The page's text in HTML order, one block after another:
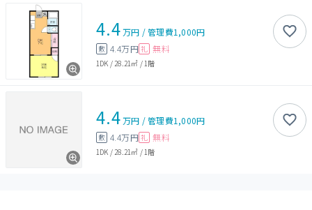
4.4万円 /管理費1,000円
敷 4.4万円 礼 無料
1DK / 28.21㎡ / 1階
4.4万円 /管理費1,000円
敷 4.4万円 礼 無料
1DK / 28.21㎡ / 1階